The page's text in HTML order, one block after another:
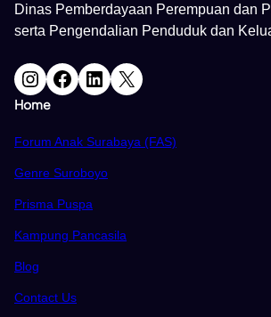
Dinas Pemberdayaan Perempuan dan
serta Pengendalian Penduduk dan
Instagram Facebook LinkedIn X
Home
Forum Anak Surabaya (FAS)
Genre Suroboyo
Prisma Puspa
Kampung Pancasila
Blog
Contact Us